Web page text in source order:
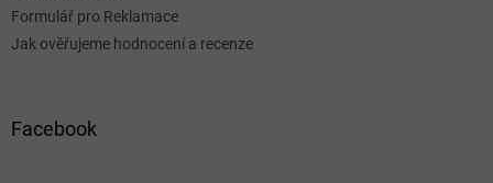
Formulář pro Reklamace
Jak ověřujeme hodnocení a recenze
Facebook